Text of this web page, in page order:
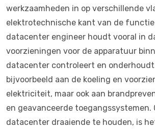
werkzaamheden in op verschillende
elektrotechnische kant van de functie
datacenter engineer houdt vooral in
voorzieningen voor de apparatuur
datacenter controleert en
bijvoorbeeld aan de koeling en
elektriciteit, maar ook aan
en geavanceerde toegangssystemen.
datacenter draaiende te houden, is